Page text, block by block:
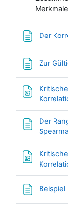
Der
Zur
Der
Beispiel